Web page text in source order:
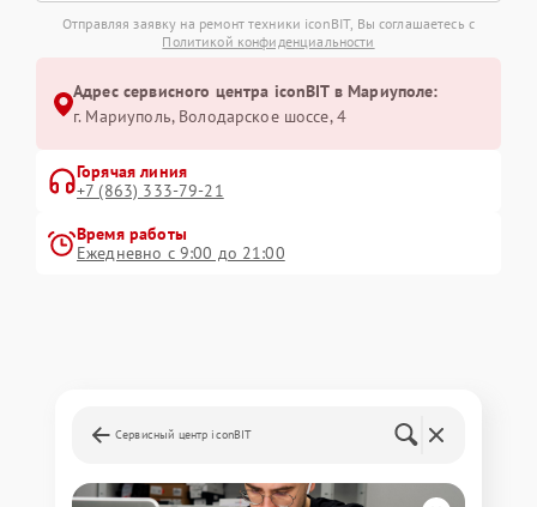
Отправляя заявку на ремонт техники iconBIT, Вы соглашаетесь с
Политикой конфиденциальности
Адрес сервисного центра iconBIT в Мариуполе:
г. Мариуполь, Володарское шоссе, 4
Горячая линия
+7 (863) 333-79-21
Время работы
Ежедневно с 9:00 до 21:00
Сервисный центр iconBIT